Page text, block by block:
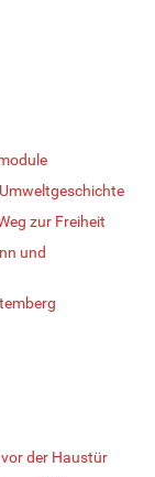
zur Freiheit
und
der Haustür